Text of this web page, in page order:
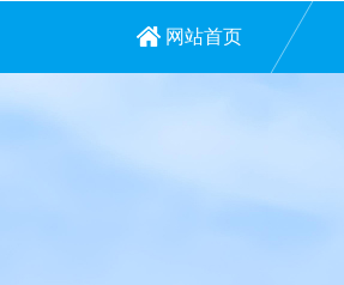
网站首页